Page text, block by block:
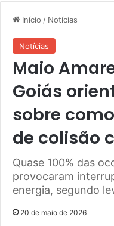
Início / Notícias
Notícias
Maio
Goiás
sobre
de colisão
Quase 100% das
provocaram
energia, segundo
20 de maio de 2026